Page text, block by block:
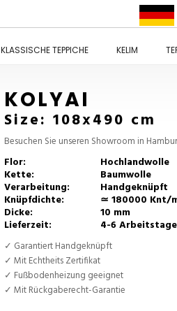
KLASSISCHE TEPPICHE KELIM
KOLYAI
Size: 108x490 cm
Besuchen Sie unseren Showroom in
Flor: Hochlandwolle
Kette: Baumwolle
Verarbeitung: Handgeknüpft
Knüpfdichte: ≃ 180000 Knt/
Dicke: 10 mm
Lieferzeit: 4-6 Arbeitstage
✓ Garantiert Handgeknüpft
✓ Mit Echtheits Zertifikat
✓ Fußbodenheizung geeignet
✓ Mit Rückgaberecht-Garantie